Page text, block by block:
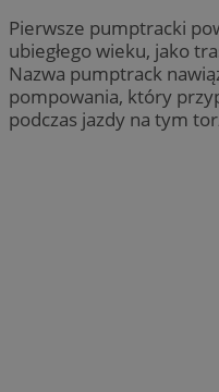
Pierwsze pumptracki
ubiegłego wieku, jako
Nazwa pumptrack
pompowania, który
podczas jazdy na tym